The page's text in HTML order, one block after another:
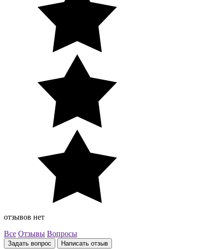
отзывов нет
Все Отзывы Вопросы
Задать вопрос Написать отзыв